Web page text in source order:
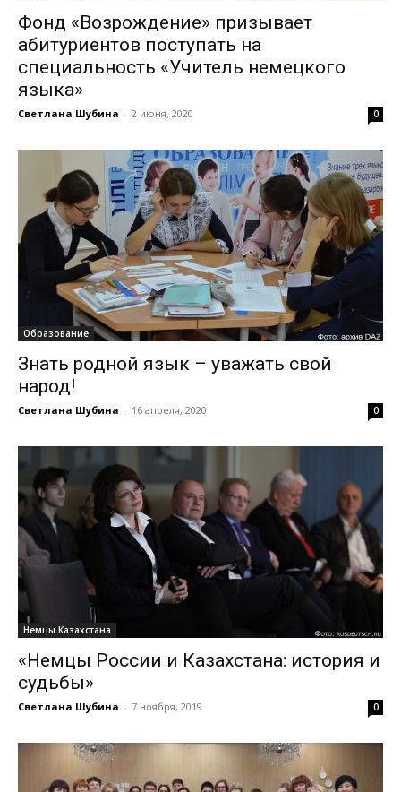
Фонд «Возрождение» призывает
абитуриентов поступать на
специальность «Учитель немецкого
языка»
Светлана Шубина - 2 июня, 2020 0
Образование
Знать родной язык – уважать свой
народ!
Светлана Шубина - 16 апреля, 2020 0
Немцы Казахстана
«Немцы России и Казахстана: история и
судьбы»
Светлана Шубина - 7 ноября, 2019 0